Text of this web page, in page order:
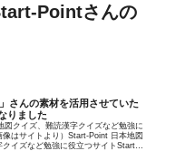
Pointさんの
さんの素材を活用させていた
りました
図クイズ、難読漢字クイズなど勉強に
像はサイトより）Start-Point 日本地図
クイズなど勉強に役立つサイトStart-